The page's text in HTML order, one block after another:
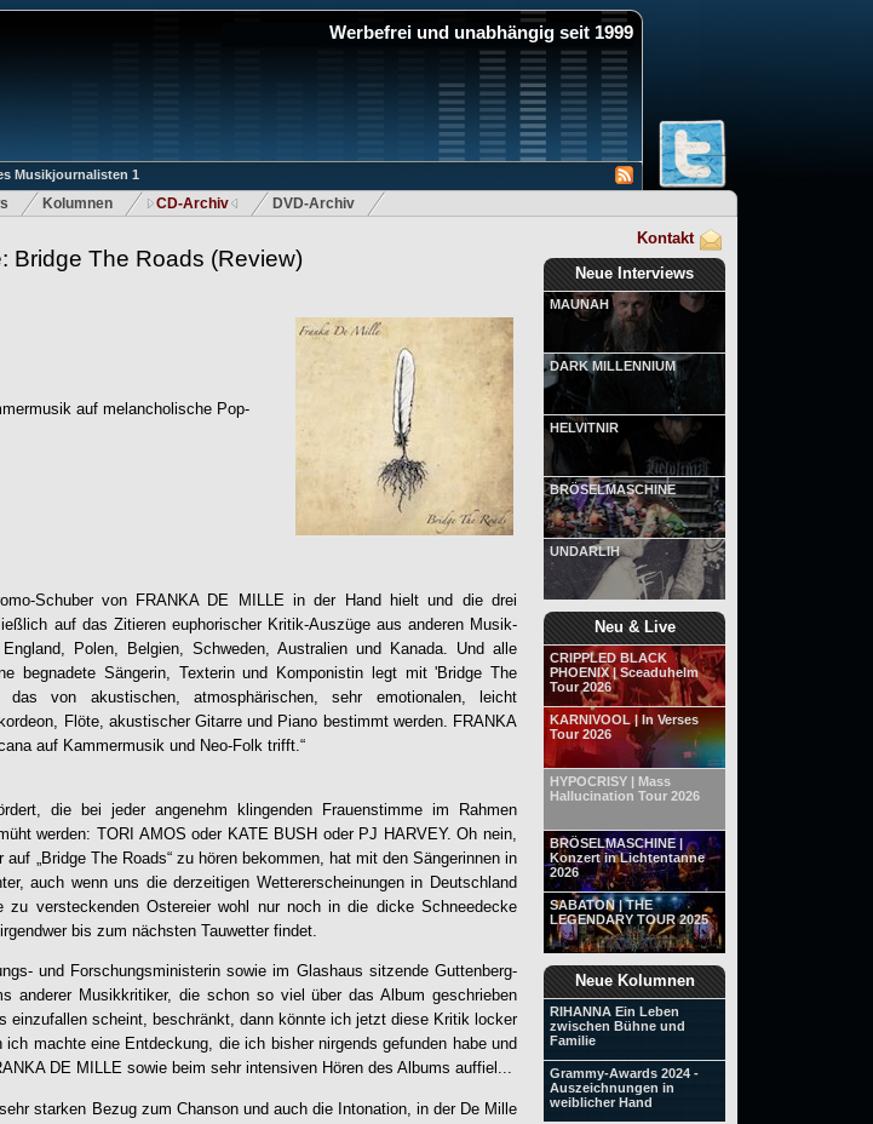
Werbefrei und unabhängig seit 1999
Musikjournalisten 1
Kolumnen CD-Archiv DVD-Archiv
Kontakt
Neue Interviews
MAUNAH
DARK MILLENNIUM
HELVITNIR
BRÖSELMASCHINE
UNDARLIH
Neu & Live
CRIPPLED BLACK
PHOENIX | Sceaduhelm
Tour 2026
KARNIVOOL | In Verses
Tour 2026
HYPOCRISY | Mass
Hallucination Tour 2026
BRÖSELMASCHINE |
Konzert in Lichtentanne
2026
SABATON | THE
LEGENDARY TOUR 2025
Neue Kolumnen
RIHANNA Ein Leben
zwischen Bühne und
Familie
Grammy-Awards 2024 -
Auszeichnungen in
weiblicher Hand
Bridge The Roads (Review)
auf melancholische Pop-
Schuber von FRANKA DE MILLE in der Hand hielt und die drei
auf das Zitieren euphorischer Kritik-Auszüge aus anderen Musik-
Polen, Belgien, Schweden, Australien und Kanada. Und alle
begnadete Sängerin, Texterin und Komponistin legt mit 'Bridge The
von akustischen, atmosphärischen, sehr emotionalen, leicht
Flöte, akustischer Gitarre und Piano bestimmt werden. FRANKA
auf Kammermusik und Neo-Folk trifft.“
die bei jeder angenehm klingenden Frauenstimme im Rahmen
werden: TORI AMOS oder KATE BUSH oder PJ HARVEY. Oh nein,
„
Bridge The Roads“ zu hören bekommen, hat mit den Sängerinnen in
auch wenn uns die derzeitigen Wettererscheinungen in Deutschland
versteckenden Ostereier wohl nur noch in die dicke Schneedecke
bis zum nächsten Tauwetter findet.
und Forschungsministerin sowie im Glashaus sitzende Guttenberg-
anderer Musikkritiker, die schon so viel über das Album geschrieben
einzufallen scheint, beschränkt, dann könnte ich jetzt diese Kritik locker
machte eine Entdeckung, die ich bisher nirgends gefunden habe und
DE MILLE sowie beim sehr intensiven Hören des Albums auffiel...
starken Bezug zum Chanson und auch die Intonation, in der De Mille